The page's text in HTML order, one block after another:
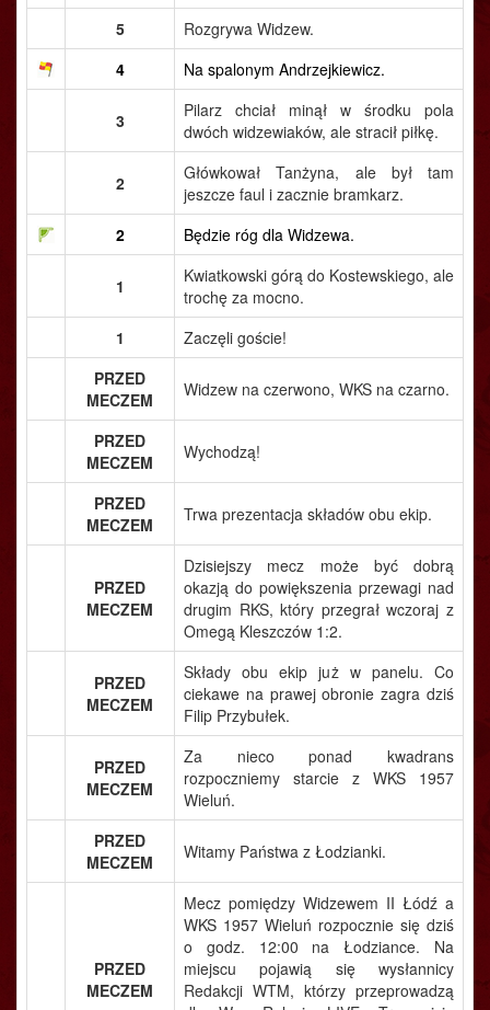
5
Rozgrywa Widzew.
4
Na spalonym Andrzejkiewicz.
3
Pilarz chciał minął w środku pola
dwóch widzewiaków, ale stracił piłkę.
2
Główkował Tanżyna, ale był tam
jeszcze faul i zacznie bramkarz.
2
Będzie róg dla Widzewa.
1
Kwiatkowski górą do Kostewskiego, ale
trochę za mocno.
1
Zaczęli goście!
PRZED
MECZEM
Widzew na czerwono, WKS na czarno.
PRZED
MECZEM
Wychodzą!
PRZED
MECZEM
Trwa prezentacja składów obu ekip.
PRZED
MECZEM
Dzisiejszy mecz może być dobrą
okazją do powiększenia przewagi nad
drugim RKS, który przegrał wczoraj z
Omegą Kleszczów 1:2.
PRZED
MECZEM
Składy obu ekip już w panelu. Co
ciekawe na prawej obronie zagra dziś
Filip Przybułek.
PRZED
MECZEM
Za nieco ponad kwadrans
rozpoczniemy starcie z WKS 1957
Wieluń.
PRZED
MECZEM
Witamy Państwa z Łodzianki.
PRZED
MECZEM
Mecz pomiędzy Widzewem II Łódź a
WKS 1957 Wieluń rozpocznie się dziś
o godz. 12:00 na Łodziance. Na
miejscu pojawią się wysłannicy
Redakcji WTM, którzy przeprowadzą